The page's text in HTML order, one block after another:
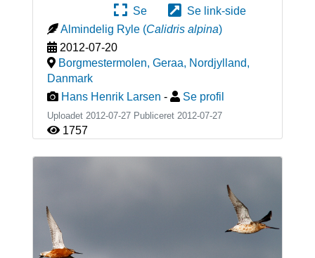
Se
Se link-side
Almindelig Ryle (Calidris alpina)
2012-07-20
Borgmestermolen, Geraa, Nordjylland,
Danmark
Hans Henrik Larsen - Se profil
Uploadet 2012-07-27 Publiceret 2012-07-27
1757